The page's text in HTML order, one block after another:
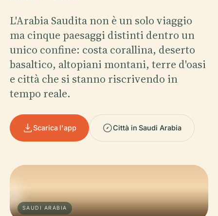
L'Arabia Saudita non è un solo viaggio
ma cinque paesaggi distinti dentro un
unico confine: costa corallina, deserto
basaltico, altopiani montani, terre d'oasi
e città che si stanno riscrivendo in
tempo reale.
Scarica l'app Città in Saudi Arabia
SAUDI ARABIA